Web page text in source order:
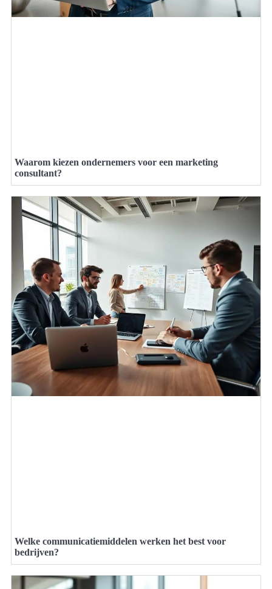
Waarom kiezen ondernemers voor een marketing
consultant?
Welke communicatiemiddelen werken het best voor
bedrijven?